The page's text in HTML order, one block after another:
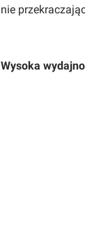
nie
Wysoka